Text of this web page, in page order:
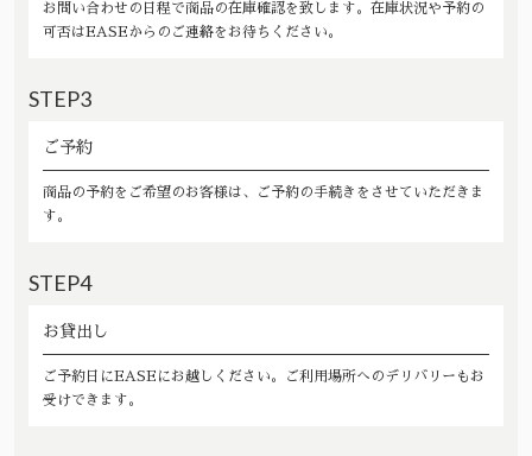
お問い合わせの日程で商品の在庫確認を致します。在庫状況や予約の
可否はEASEからのご連絡をお待ちください。
STEP3
ご予約
商品の予約をご希望のお客様は、ご予約の手続きをさせていただきま
す。
STEP4
お貸出し
ご予約日にEASEにお越しください。ご利用場所へのデリバリーもお
受けできます。